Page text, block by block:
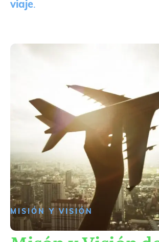
viaje.
MISIÓN Y VISIÓN